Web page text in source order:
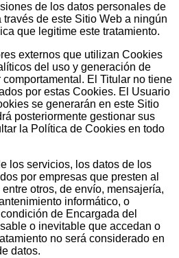
de los datos personales de
través de este Sitio Web a ningún
que legitime este tratamiento.
externos que utilizan Cookies
del uso y generación de
El Titular no tiene
por estas Cookies. El Usuario
se generarán en este Sitio
posteriormente gestionar sus
la Política de Cookies en todo
los servicios, los datos de los
por empresas que presten al
otros, de envío, mensajería,
informático, o
de Encargada del
o inevitable que accedan o
no será considerado en
datos.